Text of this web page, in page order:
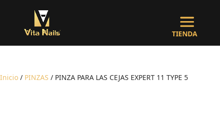
Inicio / PINZAS / PINZA PARA LAS CEJAS EXPERT 11 TYPE 5